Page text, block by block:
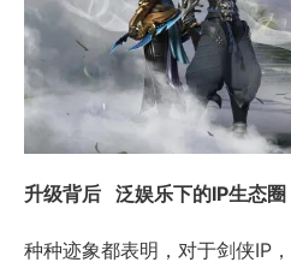
升级背后 泛娱乐下的IP生态圈
种种迹象都表明，对于剑侠IP